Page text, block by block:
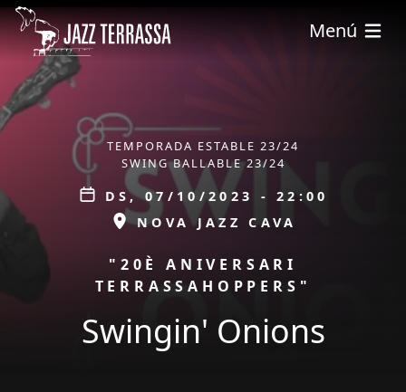
Vés al contingut
Menú
TEMPORADA ESTABLE 23/24
SWING BALLABLE 23/24
Data
DS, 07/10/2023 - 22:00
ESPAI
NOVA JAZZ CAVA
PROMOCIÓ"20È ANIVERSARI
TERRASSAHOPPERS"
Swingin' Onions